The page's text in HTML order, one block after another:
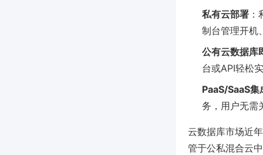
私有云部署
制台管理开机
公有云数据库
台或API轻松
PaaS/SaaS集
务，用户无需
云数据库市场近
管于公私混合云